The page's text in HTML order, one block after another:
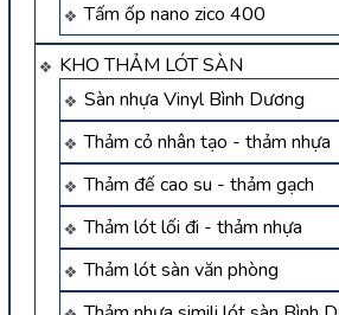
Tấm ốp nano zico 400
KHO THẢM LÓT SÀN
Sàn nhựa Vinyl Bình Dương
Thảm cỏ nhân tạo - thảm nhựa
Thảm đế cao su - thảm gạch
Thảm lót lối đi - thảm nhựa
Thảm lót sàn văn phòng